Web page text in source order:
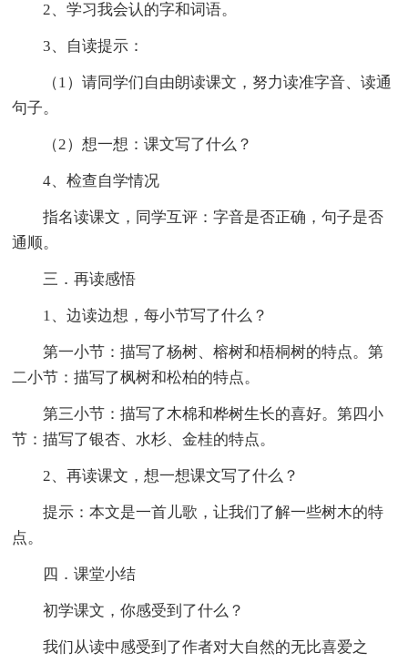
2、学习我会认的字和词语。
3、自读提示：
（1）请同学们自由朗读课文，努力读准字音、读通
句子。
（2）想一想：课文写了什么？
4、检查自学情况
指名读课文，同学互评：字音是否正确，句子是否
通顺。
三．再读感悟
1、边读边想，每小节写了什么？
第一小节：描写了杨树、榕树和梧桐树的特点。第
二小节：描写了枫树和松柏的特点。
第三小节：描写了木棉和桦树生长的喜好。第四小
节：描写了银杏、水杉、金桂的特点。
2、再读课文，想一想课文写了什么？
提示：本文是一首儿歌，让我们了解一些树木的特
点。
四．课堂小结
初学课文，你感受到了什么？
我们从读中感受到了作者对大自然的无比喜爱之